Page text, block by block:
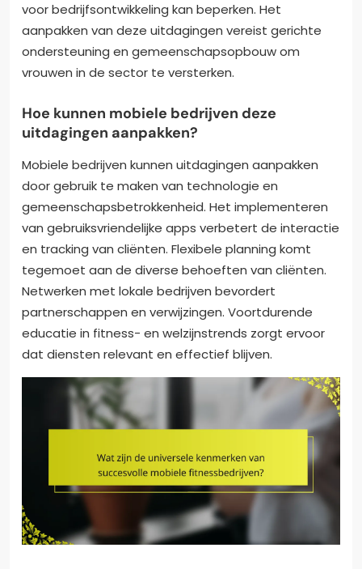
voor bedrijfsontwikkeling kan beperken. Het
aanpakken van deze uitdagingen vereist gerichte
ondersteuning en gemeenschapsopbouw om
vrouwen in de sector te versterken.
Hoe kunnen mobiele bedrijven deze
uitdagingen aanpakken?
Mobiele bedrijven kunnen uitdagingen aanpakken
door gebruik te maken van technologie en
gemeenschapsbetrokkenheid. Het implementeren
van gebruiksvriendelijke apps verbetert de interactie
en tracking van cliënten. Flexibele planning komt
tegemoet aan de diverse behoeften van cliënten.
Netwerken met lokale bedrijven bevordert
partnerschappen en verwijzingen. Voortdurende
educatie in fitness- en welzijnstrends zorgt ervoor
dat diensten relevant en effectief blijven.